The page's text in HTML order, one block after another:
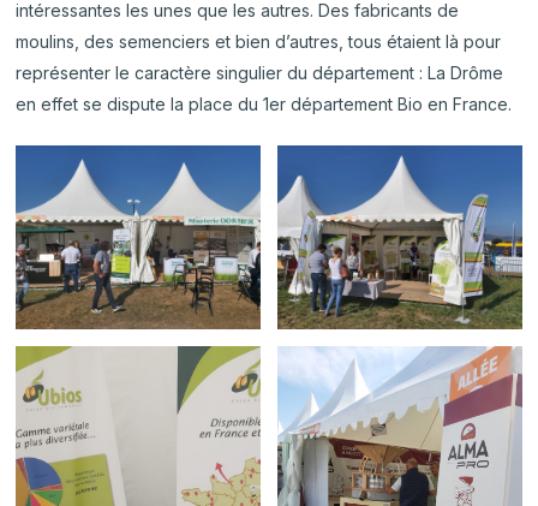
intéressantes les unes que les autres. Des fabricants de
moulins, des semenciers et bien d’autres, tous étaient là pour
représenter le caractère singulier du département : La Drôme
en effet se dispute la place du 1er département Bio en France.